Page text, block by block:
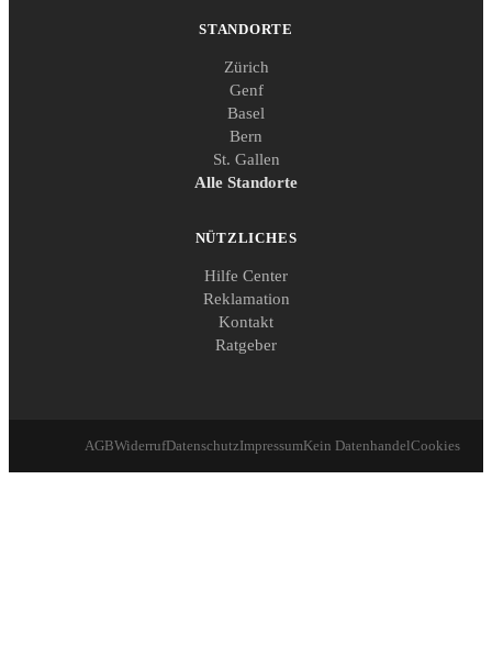
STANDORTE
Zürich
Genf
Basel
Bern
St. Gallen
Alle Standorte
NÜTZLICHES
Hilfe Center
Reklamation
Kontakt
Ratgeber
AGBWiderrufDatenschutzImpressumKein DatenhandelCookies